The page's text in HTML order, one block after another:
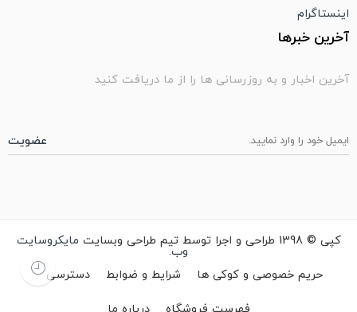
اینستاگرام
آخرین خبرها
آخرین اخبار و به روزرسانی ها را از ما دریافت کنید
کپی © 1398 طراحی و اجرا توسط تیم طراحی وبسایت مایکروسایت
وب.
حریم خصوصی و کوکی ها
شرایط و ضوابط دسترسی